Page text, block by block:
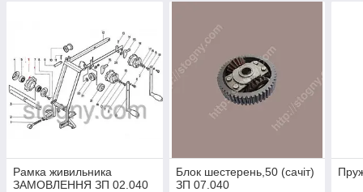
Рамка живильника
ЗАМОВЛЕННЯ ЗП 02.040
Блок шестерень,50 (сачіт)
ЗП 07.040